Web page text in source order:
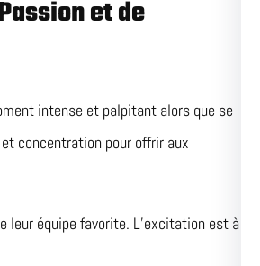
et de
intense et palpitant alors que se
concentration pour offrir aux
leur équipe favorite. L’excitation est à